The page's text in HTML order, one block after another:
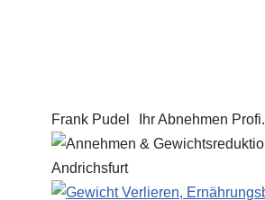
Frank Pudel Ihr Abnehmen Profi.